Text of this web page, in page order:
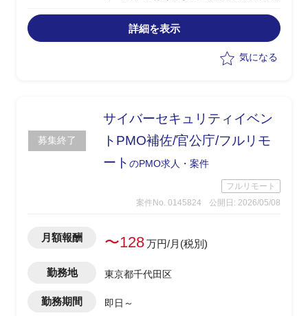
ョンとして参画
・参加者からの問い合わせメール対応/記
詳細を表示
気になる
募集終了
サイバーセキュリティイベン
トPMO補佐/官公庁/フルリモ
ート のPMO求人・案件
フルリモート
案件No. 0145824
公開日: 2026/05/08
月額報酬 〜128万円/月(税別)
勤務地 東京都千代田区
勤務期間 即日～